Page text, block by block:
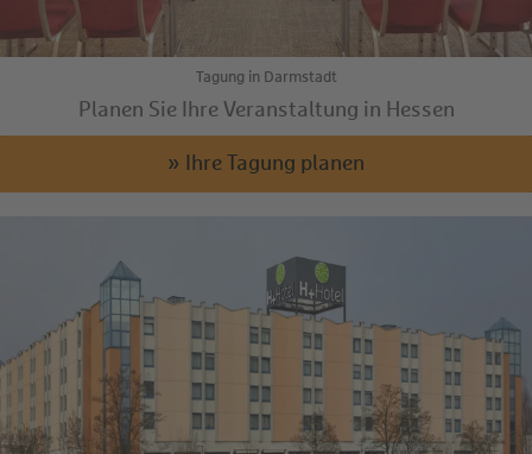
Tagung in Darmstadt
Planen Sie Ihre Veranstaltung in Hessen
» Ihre Tagung planen